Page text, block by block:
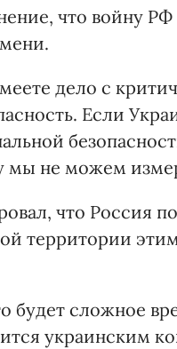
что войну
дело с
Если
мы не можем
что Россия
территории
будет сложное
украинским